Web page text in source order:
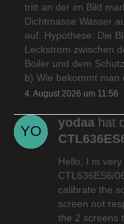
tritt an der im Bild
Dichtmasse Wasser
auf. Hypothese: Die
Leckstrom zwischen
Boiler und dem
b) Wie bekommt man
4. August 2026 um 11:56
yodaa hat
Hello, I m
CTL636ES6/
calibrate the
screen not
the 2 screens